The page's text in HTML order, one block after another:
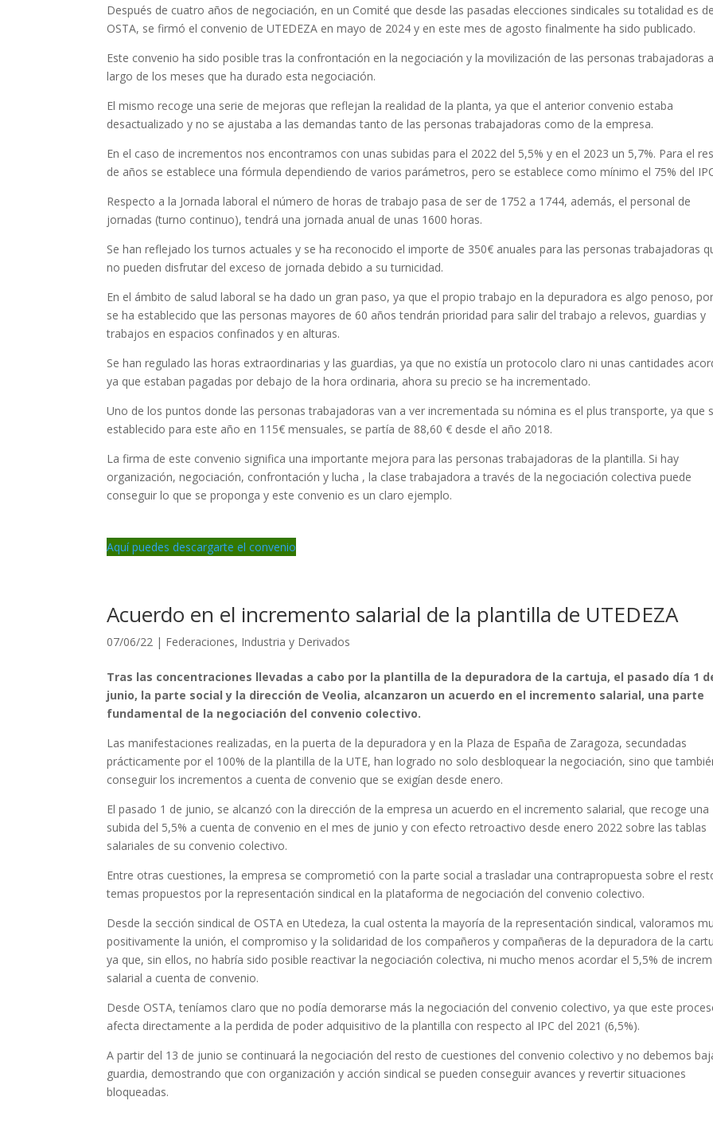
Después de cuatro años de negociación, en un Comité que desde las pasadas elecciones sindicales su totalidad es
OSTA, se firmó el convenio de UTEDEZA en mayo de 2024 y en este mes de agosto finalmente ha sido publicado.
Este convenio ha sido posible tras la confrontación en la negociación y la movilización de las personas trabajadoras
largo de los meses que ha durado esta negociación.
El mismo recoge una serie de mejoras que reflejan la realidad de la planta, ya que el anterior convenio estaba
desactualizado y no se ajustaba a las demandas tanto de las personas trabajadoras como de la empresa.
En el caso de incrementos nos encontramos con unas subidas para el 2022 del 5,5% y en el 2023 un 5,7%. Para el
de años se establece una fórmula dependiendo de varios parámetros, pero se establece como mínimo el 75% del
Respecto a la Jornada laboral el número de horas de trabajo pasa de ser de 1752 a 1744, además, el personal de
jornadas (turno continuo), tendrá una jornada anual de unas 1600 horas.
Se han reflejado los turnos actuales y se ha reconocido el importe de 350€ anuales para las personas trabajadoras
no pueden disfrutar del exceso de jornada debido a su turnicidad.
En el ámbito de salud laboral se ha dado un gran paso, ya que el propio trabajo en la depuradora es algo penoso,
se ha establecido que las personas mayores de 60 años tendrán prioridad para salir del trabajo a relevos, guardias y
trabajos en espacios confinados y en alturas.
Se han regulado las horas extraordinarias y las guardias, ya que no existía un protocolo claro ni unas cantidades
ya que estaban pagadas por debajo de la hora ordinaria, ahora su precio se ha incrementado.
Uno de los puntos donde las personas trabajadoras van a ver incrementada su nómina es el plus transporte, ya que
establecido para este año en 115€ mensuales, se partía de 88,60 € desde el año 2018.
La firma de este convenio significa una importante mejora para las personas trabajadoras de la plantilla. Si hay
organización, negociación, confrontación y lucha , la clase trabajadora a través de la negociación colectiva puede
conseguir lo que se proponga y este convenio es un claro ejemplo.
Aquí puedes descargarte el convenio
Acuerdo en el incremento salarial de la plantilla de UTEDEZA
07/06/22 | Federaciones, Industria y Derivados
Tras las concentraciones llevadas a cabo por la plantilla de la depuradora de la cartuja, el pasado día 1
junio, la parte social y la dirección de Veolia, alcanzaron un acuerdo en el incremento salarial, una parte
fundamental de la negociación del convenio colectivo.
Las manifestaciones realizadas, en la puerta de la depuradora y en la Plaza de España de Zaragoza, secundadas
prácticamente por el 100% de la plantilla de la UTE, han logrado no solo desbloquear la negociación, sino que
conseguir los incrementos a cuenta de convenio que se exigían desde enero.
El pasado 1 de junio, se alcanzó con la dirección de la empresa un acuerdo en el incremento salarial, que recoge una
subida del 5,5% a cuenta de convenio en el mes de junio y con efecto retroactivo desde enero 2022 sobre las tablas
salariales de su convenio colectivo.
Entre otras cuestiones, la empresa se comprometió con la parte social a trasladar una contrapropuesta sobre el
temas propuestos por la representación sindical en la plataforma de negociación del convenio colectivo.
Desde la sección sindical de OSTA en Utedeza, la cual ostenta la mayoría de la representación sindical, valoramos
positivamente la unión, el compromiso y la solidaridad de los compañeros y compañeras de la depuradora de la
ya que, sin ellos, no habría sido posible reactivar la negociación colectiva, ni mucho menos acordar el 5,5% de
salarial a cuenta de convenio.
Desde OSTA, teníamos claro que no podía demorarse más la negociación del convenio colectivo, ya que este
afecta directamente a la perdida de poder adquisitivo de la plantilla con respecto al IPC del 2021 (6,5%).
A partir del 13 de junio se continuará la negociación del resto de cuestiones del convenio colectivo y no debemos
guardia, demostrando que con organización y acción sindical se pueden conseguir avances y revertir situaciones
bloqueadas.